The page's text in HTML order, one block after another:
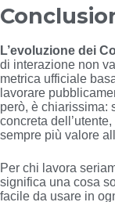
L’evoluzione dei
di interazione non
metrica ufficiale
lavorare
però, è chiarissima:
concreta
sempre più valore
Per chi lavora
significa una cosa
facile da usare in